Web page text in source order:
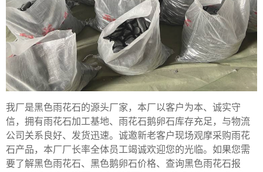
我厂是黑色雨花石的源头厂家，本厂以客户为本、诚实守
信，拥有雨花石加工基地、雨花石鹅卵石库存充足，与物流
公司关系良好、发货迅速。诚邀新老客户现场观摩采购雨花
石产品，本厂厂长率全体员工竭诚欢迎您的光临。如果您需
要了解黑色雨花石、黑色鹅卵石价格、查询黑色雨花石报